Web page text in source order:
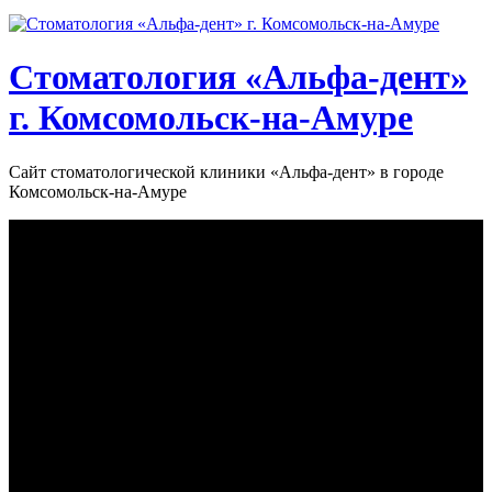
Стоматология «‎Альфа-дент»‎
г. Комсомольск-на-Амуре
Сайт стоматологической клиники «‎Альфа-дент» в городе
Комсомольск-на-Амуре